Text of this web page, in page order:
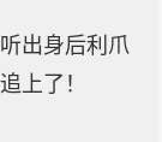
出身后利爪
上了！